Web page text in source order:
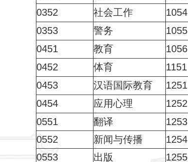
0352
社会工作 1054
0353
警务 1055
0451
教育 1056
0452
体育 1151
0453
汉语国际教育 1251
0454
应用心理 1252
0551
翻译 1253
0552
新闻与传播 1254
0553
出版 1255